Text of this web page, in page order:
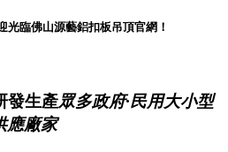
光臨佛山源藝鋁扣板吊頂官網！
發生產眾多政府·民用大小型
應廠家